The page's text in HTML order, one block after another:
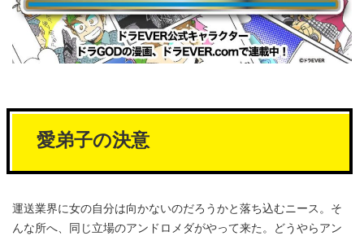
愛弟子の決意
運送業界に女の自分は向かないのだろうかと落ち込むニース。そ
んな所へ、同じ立場のアンドロメダがやって来た。どうやらアン